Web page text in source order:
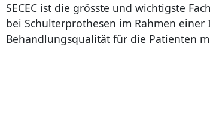
SECEC ist die grösste und wichtigste
bei Schulterprothesen im Rahmen einer
Behandlungsqualität für die Patienten